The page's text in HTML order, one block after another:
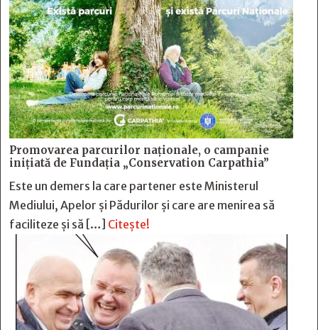
Promovarea parcurilor naționale, o campanie
inițiată de Fundația „Conservation Carpathia”
Este un demers la care partener este Ministerul
Mediului, Apelor și Pădurilor și care are menirea să
faciliteze și să […] Citește!